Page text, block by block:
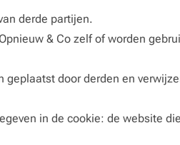
derde partijen.
& Co zelf of worden
geplaatst door derden en
in de cookie: de website